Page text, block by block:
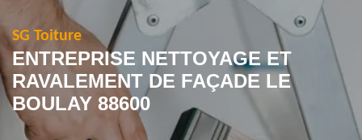
SG Toiture
ENTREPRISE NETTOYAGE ET
RAVALEMENT DE FAÇADE LE
BOULAY 88600